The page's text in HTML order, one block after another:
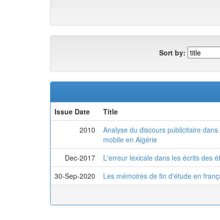
Sort by:
Issue Date
Title
2010
Analyse du discours publicitaire
mobile en Algérie
Dec-2017 L'erreur lexicale dans les écrits des
30-Sep-2020
Les mémoires de fin d'étude en